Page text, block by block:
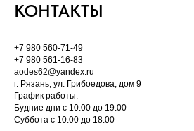
КОНТАКТЫ
+7 980 560-71-49
+7 980 561-16-83
aodes62@yandex.ru
г. Рязань, ул. Грибоедова, дом 9
График работы:
Будние дни с 10:00 до 19:00
Суббота с 10:00 до 18:00